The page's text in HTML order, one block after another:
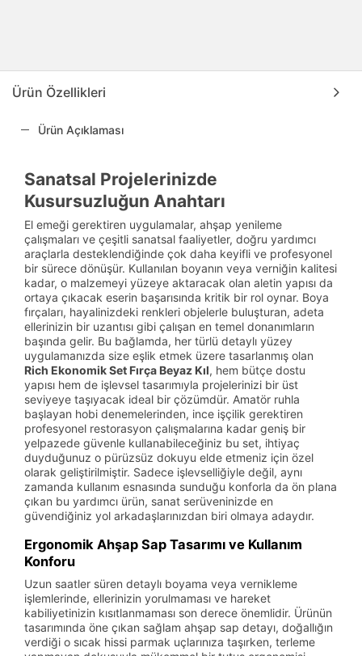
Ürün Özellikleri
Ürün Açıklaması
Sanatsal Projelerinizde
Kusursuzluğun Anahtarı
El emeği gerektiren uygulamalar, ahşap yenileme
çalışmaları ve çeşitli sanatsal faaliyetler, doğru yardımcı
araçlarla desteklendiğinde çok daha keyifli ve profesyonel
bir sürece dönüşür. Kullanılan boyanın veya verniğin kalitesi
kadar, o malzemeyi yüzeye aktaracak olan aletin yapısı da
ortaya çıkacak eserin başarısında kritik bir rol oynar. Boya
fırçaları, hayalinizdeki renkleri objelerle buluşturan, adeta
ellerinizin bir uzantısı gibi çalışan en temel donanımların
başında gelir. Bu bağlamda, her türlü detaylı yüzey
uygulamanızda size eşlik etmek üzere tasarlanmış olan
Rich Ekonomik Set Fırça Beyaz Kıl, hem bütçe dostu
yapısı hem de işlevsel tasarımıyla projelerinizi bir üst
seviyeye taşıyacak ideal bir çözümdür. Amatör ruhla
başlayan hobi denemelerinden, ince işçilik gerektiren
profesyonel restorasyon çalışmalarına kadar geniş bir
yelpazede güvenle kullanabileceğiniz bu set, ihtiyaç
duyduğunuz o pürüzsüz dokuyu elde etmeniz için özel
olarak geliştirilmiştir. Sadece işlevselliğiyle değil, aynı
zamanda kullanım esnasında sunduğu konforla da ön plana
çıkan bu yardımcı ürün, sanat serüveninizde en
güvendiğiniz yol arkadaşlarınızdan biri olmaya adaydır.
Ergonomik Ahşap Sap Tasarımı ve Kullanım
Konforu
Uzun saatler süren detaylı boyama veya vernikleme
işlemlerinde, ellerinizin yorulmaması ve hareket
kabiliyetinizin kısıtlanmaması son derece önemlidir. Ürünün
tasarımında öne çıkan sağlam ahşap sap detayı, doğallığın
verdiği o sıcak hissi parmak uçlarınıza taşırken, terleme